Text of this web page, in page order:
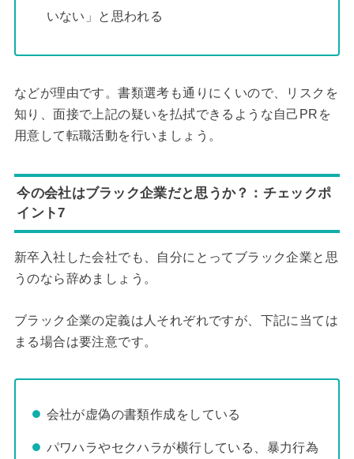
いない」と思われる
などが理由です。書類選考も通りにくいので、リスクを
知り、面接で上記の疑いを払拭できるような自己PRを
用意して転職活動を行いましょう。
今の会社はブラック企業だと思うか？：チェックポ
イント7
新卒入社した会社でも、自分にとってブラック企業と思
うのなら辞めましょう。
ブラック企業の定義は人それぞれですが、下記に当ては
まる場合は要注意です。
会社が虚偽の書類作成をしている
パワハラやセクハラが横行している、暴力行為